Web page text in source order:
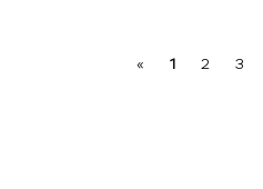
«Previous
1 2 3